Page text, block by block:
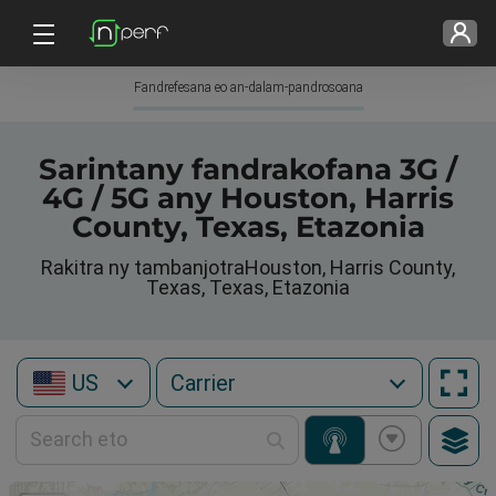
Fandrefesana eo an-dalam-pandrosoana
Sarintany fandrakofana 3G /
4G / 5G any Houston, Harris
County, Texas, Etazonia
Rakitra ny tambanjotraHouston, Harris County,
Texas, Texas, Etazonia
US